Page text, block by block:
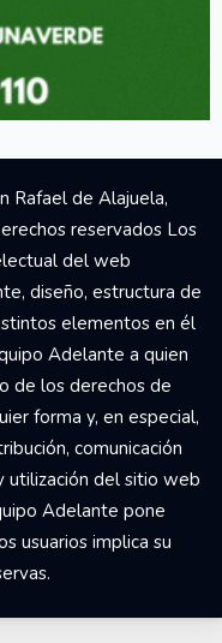
Rafael de Alajuela,
reservados Los
del web
diseño, estructura de
elementos en él
Adelante a quien
de los derechos de
forma y, en especial,
comunicación
utilización del sitio web
Adelante pone
usuarios implica su